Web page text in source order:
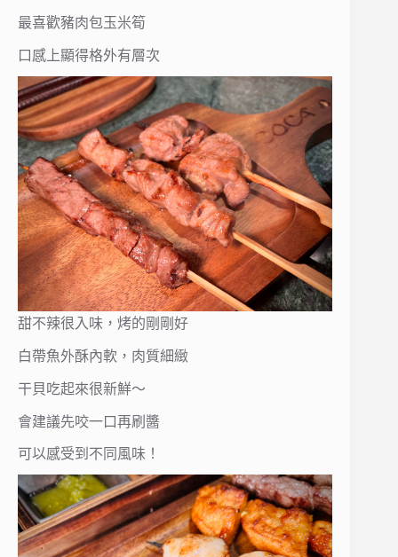
最喜歡豬肉包玉米筍
口感上顯得格外有層次
甜不辣很入味，烤的剛剛好
白帶魚外酥內軟，肉質細緻
干貝吃起來很新鮮～
會建議先咬一口再刷醬
可以感受到不同風味！